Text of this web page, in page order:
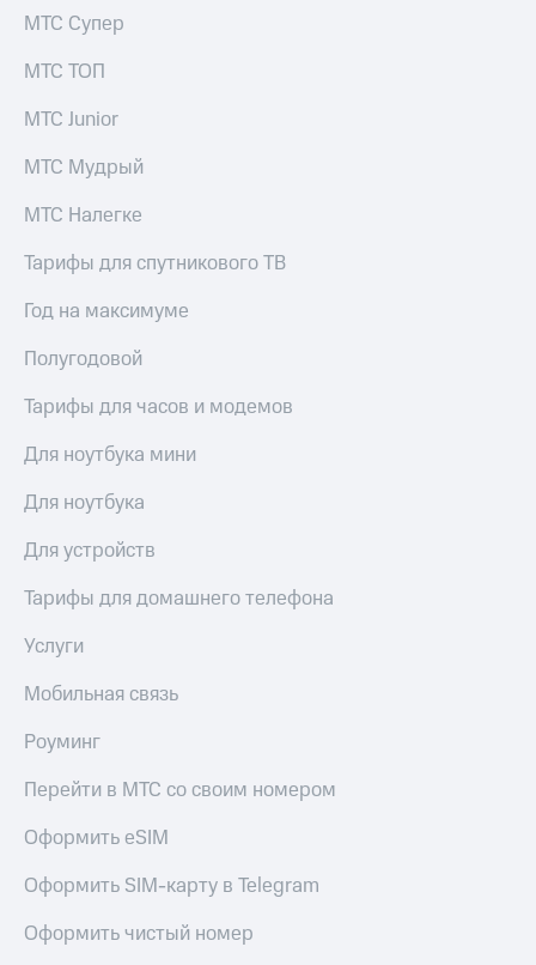
МТС Супер
МТС ТОП
МТС Junior
МТС Мудрый
МТС Налегке
Тарифы для спутникового ТВ
Год на максимуме
Полугодовой
Тарифы для часов и модемов
Для ноутбука мини
Для ноутбука
Для устройств
Тарифы для домашнего телефона
Услуги
Мобильная связь
Роуминг
Перейти в МТС со своим номером
Оформить eSIM
Оформить SIM-карту в Telegram
Оформить чистый номер